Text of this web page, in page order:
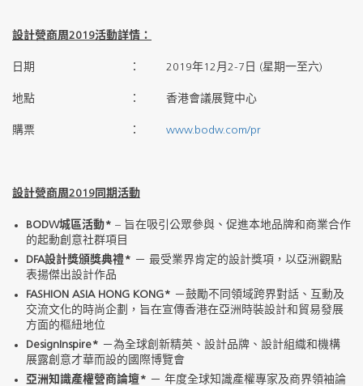
設計營商周 2019活動詳情：
日期 ： 2019年12月2-7日 (星期一至六)
地點 ： 香港會議展覽中心
購票 ： www.bodw.com/pr
設計營商周 2019同期活動
BODW城區活動* – 旨在吸引公眾參與、促進本地品牌和商業合作
的起動創意社群項目
DFA設計獎頒獎典禮* － 最受業界肯定的設計獎項，以亞洲觀點
表揚傑出設計作品
FASHION ASIA HONG KONG* －鼓勵不同領域跨界對話、互動及
交流文化的時尚企劃，旨在宣傳香港在亞洲時裝設計和貿易發展
方面的樞紐地位
DesignInspire* －為全球創新精英、設計品牌、設計組織和機構
展露創意才華而設的國際博覽會
亞洲知識產權營商論壇* － 年度全球知識產權專家及商界領袖論